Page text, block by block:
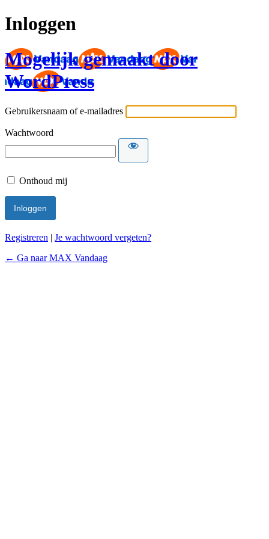
Inloggen
Mogelijk gemaakt door
WordPress
Gebruikersnaam of e-mailadres
Wachtwoord
Onthoud mij
Registreren | Je wachtwoord vergeten?
← Ga naar MAX Vandaag